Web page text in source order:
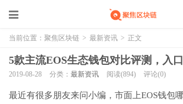
当前位置： 聚焦区块链 > 最新资讯 > 正文
5款主流EOS生态钱包对比评测，入
2019-08-28 分类： 最新资讯 阅读(894) 评论(0)
最近有很多朋友来问小编，市面上EOS钱包